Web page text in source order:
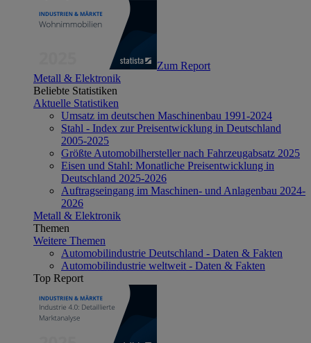
Zum Report
Metall & Elektronik
Beliebte Statistiken
Aktuelle Statistiken
Umsatz im deutschen Maschinenbau 1991-2024
Stahl - Index zur Preisentwicklung in Deutschland
2005-2025
Größte Automobilhersteller nach Fahrzeugabsatz 2025
Eisen und Stahl: Monatliche Preisentwicklung in
Deutschland 2025-2026
Auftragseingang im Maschinen- und Anlagenbau 2024-
2026
Metall & Elektronik
Themen
Weitere Themen
Automobilindustrie Deutschland - Daten & Fakten
Automobilindustrie weltweit - Daten & Fakten
Top Report